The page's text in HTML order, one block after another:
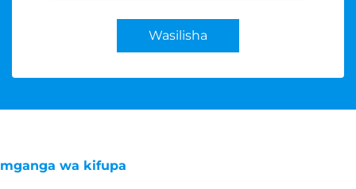
Wasilisha
mganga wa kifupa